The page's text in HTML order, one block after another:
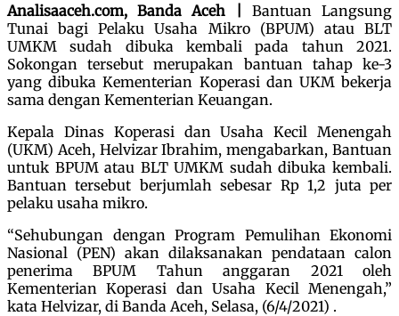
Analisaaceh.com, Banda Aceh | Bantuan Langsung
Tunai bagi Pelaku Usaha Mikro (BPUM) atau BLT
UMKM sudah dibuka kembali pada tahun 2021.
Sokongan tersebut merupakan bantuan tahap ke-3
yang dibuka Kementerian Koperasi dan UKM bekerja
sama dengan Kementerian Keuangan.
Kepala Dinas Koperasi dan Usaha Kecil Menengah
(UKM) Aceh, Helvizar Ibrahim, mengabarkan, Bantuan
untuk BPUM atau BLT UMKM sudah dibuka kembali.
Bantuan tersebut berjumlah sebesar Rp 1,2 juta per
pelaku usaha mikro.
“Sehubungan dengan Program Pemulihan Ekonomi
Nasional (PEN) akan dilaksanakan pendataan calon
penerima BPUM Tahun anggaran 2021 oleh
Kementerian Koperasi dan Usaha Kecil Menengah,”
kata Helvizar, di Banda Aceh, Selasa, (6/4/2021) .